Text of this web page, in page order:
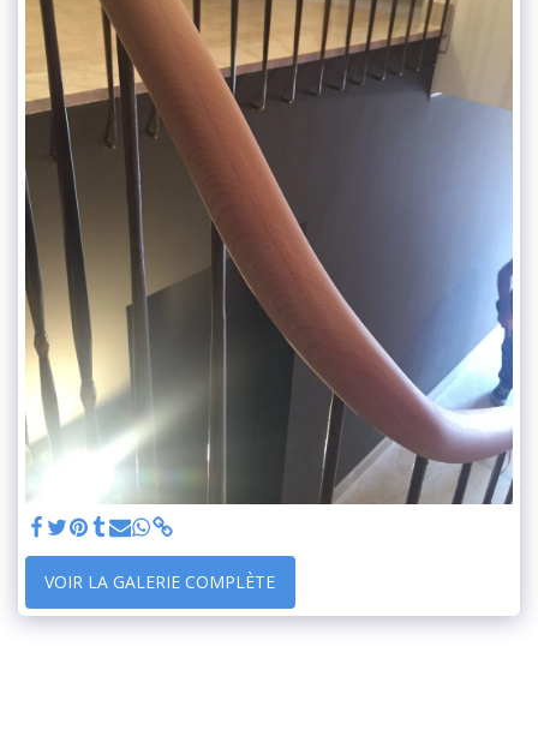
VOIR LA GALERIE COMPLÈTE